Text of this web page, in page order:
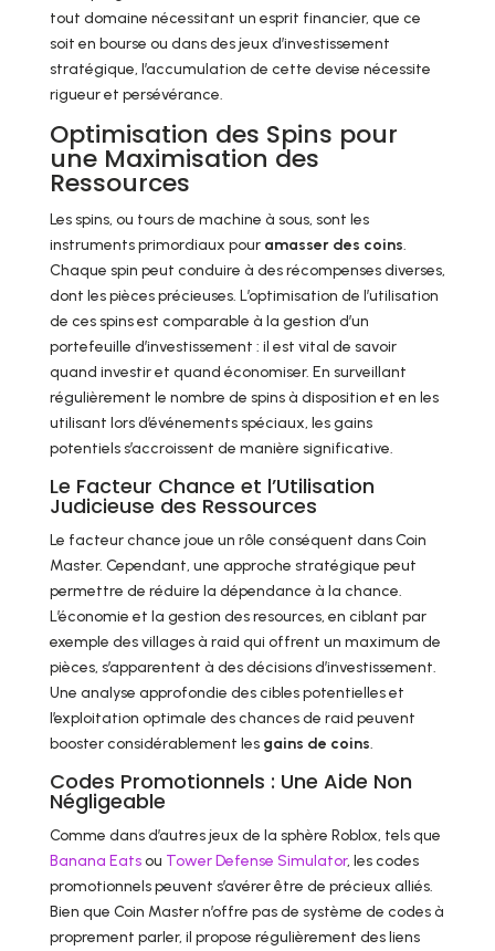
tout domaine nécessitant un esprit financier, que ce
soit en bourse ou dans des jeux d’investissement
stratégique, l’accumulation de cette devise nécessite
rigueur et persévérance.
Optimisation des Spins pour
une Maximisation des
Ressources
Les spins, ou tours de machine à sous, sont les
instruments primordiaux pour amasser des coins.
Chaque spin peut conduire à des récompenses diverses,
dont les pièces précieuses. L’optimisation de l’utilisation
de ces spins est comparable à la gestion d’un
portefeuille d’investissement : il est vital de savoir
quand investir et quand économiser. En surveillant
régulièrement le nombre de spins à disposition et en les
utilisant lors d’événements spéciaux, les gains
potentiels s’accroissent de manière significative.
Le Facteur Chance et l’Utilisation
Judicieuse des Ressources
Le facteur chance joue un rôle conséquent dans Coin
Master. Cependant, une approche stratégique peut
permettre de réduire la dépendance à la chance.
L’économie et la gestion des resources, en ciblant par
exemple des villages à raid qui offrent un maximum de
pièces, s’apparentent à des décisions d’investissement.
Une analyse approfondie des cibles potentielles et
l’exploitation optimale des chances de raid peuvent
booster considérablement les gains de coins.
Codes Promotionnels : Une Aide Non
Négligeable
Comme dans d’autres jeux de la sphère Roblox, tels que
Banana Eatsou Tower Defense Simulator, les codes
promotionnels peuvent s’avérer être de précieux alliés.
Bien que Coin Master n’offre pas de système de codes à
proprement parler, il propose régulièrement des liens